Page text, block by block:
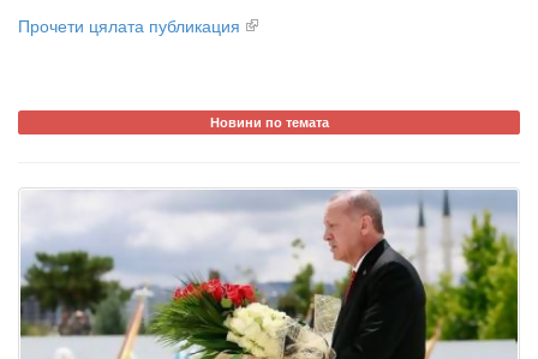
Прочети цялата публикация
Новини по темата